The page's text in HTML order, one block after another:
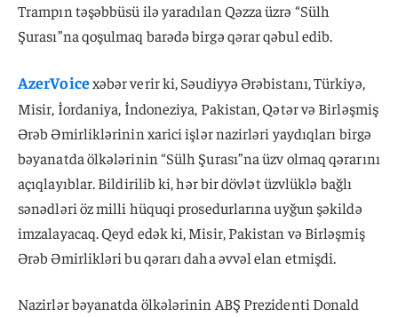
Trampın təşəbbüsü ilə yaradılan Qəzza üzrə “Sülh
Şurası”na qoşulmaq barədə birgə qərar qəbul edib.
AzerVoicexəbər verir ki, Səudiyyə Ərəbistanı, Türkiyə,
Misir, İordaniya, İndoneziya, Pakistan, Qətər və Birləşmiş
Ərəb Əmirliklərinin xarici işlər nazirləri yaydıqları birgə
bəyanatda ölkələrinin “Sülh Şurası”na üzv olmaq qərarını
açıqlayıblar. Bildirilib ki, hər bir dövlət üzvlüklə bağlı
sənədləri öz milli hüquqi prosedurlarına uyğun şəkildə
imzalayacaq. Qeyd edək ki, Misir, Pakistan və Birləşmiş
Ərəb Əmirlikləri bu qərarı daha əvvəl elan etmişdi.
Nazirlər bəyanatda ölkələrinin ABŞ Prezidenti Donald